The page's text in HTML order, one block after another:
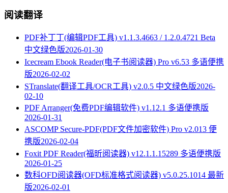
阅读翻译
PDF补丁丁(编辑PDF工具) v1.1.3.4663 / 1.2.0.4721 Beta
中文绿色版2026-01-30
Icecream Ebook Reader(电子书阅读器) Pro v6.53 多语便携
版2026-02-02
STranslate(翻译工具/OCR工具) v2.0.5 中文绿色版2026-
02-10
PDF Arranger(免费PDF编辑软件) v1.12.1 多语便携版
2026-01-31
ASCOMP Secure-PDF(PDF文件加密软件) Pro v2.013 便
携版2026-02-04
Foxit PDF Reader(福昕阅读器) v12.1.1.15289 多语便携版
2026-01-25
数科OFD阅读器(OFD标准格式阅读器) v5.0.25.1014 最新
版2026-02-01